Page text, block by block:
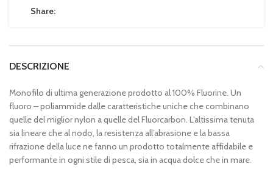
Share:
DESCRIZIONE
Monofilo di ultima generazione prodotto al 100% Fluorine. Un
fluoro – poliammide dalle caratteristiche uniche che combinano
quelle del miglior nylon a quelle del Fluorcarbon. L’altissima tenuta
sia lineare che al nodo, la resistenza all’abrasione e la bassa
rifrazione della luce ne fanno un prodotto totalmente affidabile e
performante in ogni stile di pesca, sia in acqua dolce che in mare.